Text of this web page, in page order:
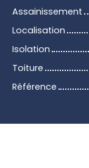
Assainissement
Localisation
Isolation
Toiture
Référence